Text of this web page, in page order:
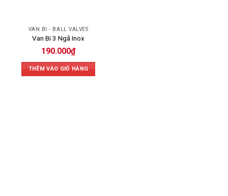
VAN BI - BALL VALVES
Van Bi 3 Ngã Inox
190.000₫
THÊM VÀO GIỎ HÀNG